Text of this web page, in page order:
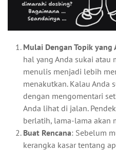
Mulai Dengan Topik yang
hal yang Anda sukai atau
menulis menjadi lebih
menakutkan. Kalau Anda
dengan mengomentari
Anda lihat di jalan.
berlatih, lama-lama akan
Buat Rencana: Sebelum
kerangka kasar tentang